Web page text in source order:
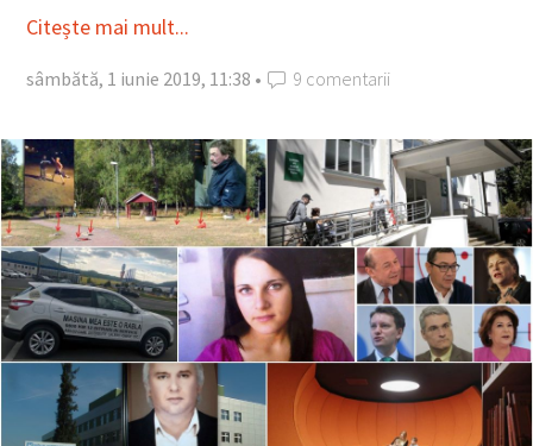
Citește mai mult...
sâmbătă, 1 iunie 2019, 11:38 • 9 comentarii